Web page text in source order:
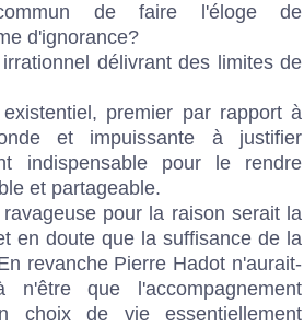
de faire l'éloge de
d'ignorance?
délivrant des limites de
premier par rapport à
et impuissante à justifier
indispensable pour le rendre
et partageable.
pour la raison serait la
en doute que la suffisance de la
revanche Pierre Hadot n'aurait-
que l'accompagnement
choix de vie essentiellement